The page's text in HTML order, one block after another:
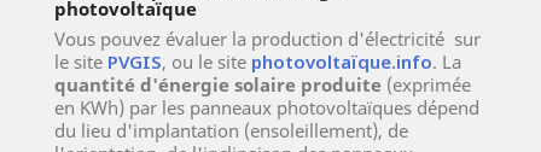
photovoltaïque
Vous pouvez évaluer la production d'électricité sur
le site PVGIS, ou le site photovoltaïque.info. La
quantité d'énergie solaire produite (exprimée
en KWh) par les panneaux photovoltaïques dépend
du lieu d'implantation (ensoleillement), de